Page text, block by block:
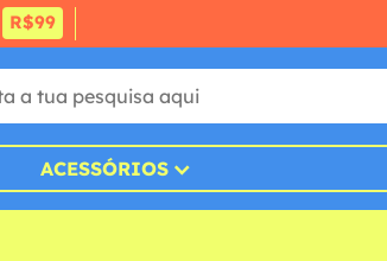
R$99
ACESSÓRIOS